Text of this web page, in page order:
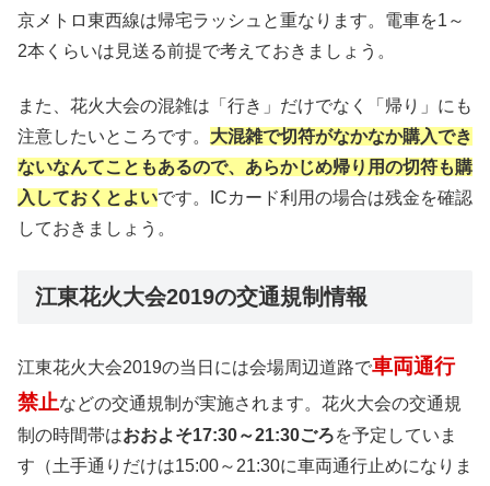
京メトロ東西線は帰宅ラッシュと重なります。電車を1～
2本くらいは見送る前提で考えておきましょう。
また、花火大会の混雑は「行き」だけでなく「帰り」にも
注意したいところです。 大混雑で切符がなかなか購入でき
ないなんてこともあるので、あらかじめ帰り用の切符も購
入しておくとよいです。ICカード利用の場合は残金を確認
しておきましょう。
江東花火大会2019の交通規制情報
江東花火大会2019の当日には会場周辺道路で車両通行
禁止などの交通規制が実施されます。花火大会の交通規
制の時間帯はおおよそ17:30～21:30ごろを予定していま
す（土手通りだけは15:00～21:30に車両通行止めになりま